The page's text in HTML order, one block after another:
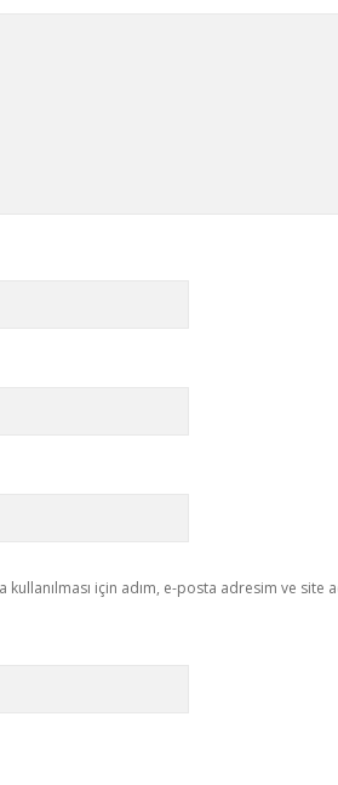
için adım, e-posta adresim ve site